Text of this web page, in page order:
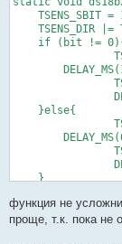
TSENS_SBIT =
TSENS_DIR |=
if (bit !=
    }else{
    }
функция не
проще, т.к. пока не